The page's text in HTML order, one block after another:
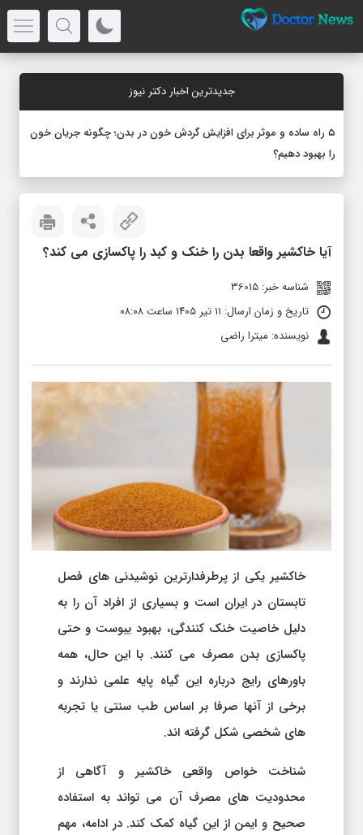
جدیدترین اخبار دکتر نیوز
۵ راه ساده و موثر برای افزایش گردش خون در بدن؛ چگونه جریان خون
را بهبود دهیم؟
آیا خاکشیر واقعا بدن را خنک و کبد را پاکسازی می کند؟
شناسه خبر: 36015
تاریخ و زمان ارسال: ۱۱ تیر ۱۴۰۵ ساعت ۰۸:۰۸
نویسنده: میترا راضی
خاکشیر یکی از پرطرفدارترین نوشیدنی های فصل
تابستان در ایران است و بسیاری از افراد آن را به
دلیل خاصیت خنک کنندگی، بهبود یبوست و حتی
پاکسازی بدن مصرف می کنند. با این حال، همه
باورهای رایج درباره این گیاه پایه علمی ندارند و
برخی از آنها صرفا بر اساس طب سنتی یا تجربه
های شخصی شکل گرفته اند.
شناخت خواص واقعی خاکشیر و آگاهی از
محدودیت های مصرف آن می تواند به استفاده
صحیح و ایمن از این گیاه کمک کند. در ادامه، مهم